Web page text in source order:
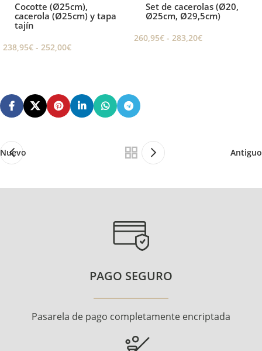
Cocotte (Ø25cm),
cacerola (Ø25cm) y tapa
tajín
238,95€ - 252,00€
Set de cacerolas (Ø20,
Ø25cm, Ø29,5cm)
260,95€ - 283,20€
Nuevo Antiguo
PAGO SEGURO
Pasarela de pago completamente encriptada